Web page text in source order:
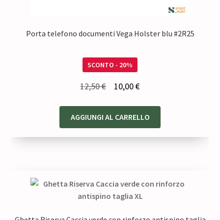
Porta telefono documenti Vega Holster blu #2R25
SCONTO - 20%
12,50€
originale
era:
10,00€Il
attuale
è:
AGGIUNGI AL CARRELLO